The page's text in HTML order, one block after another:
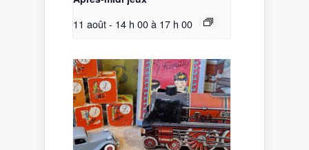
11 août - 14 h 00à 17 h 00